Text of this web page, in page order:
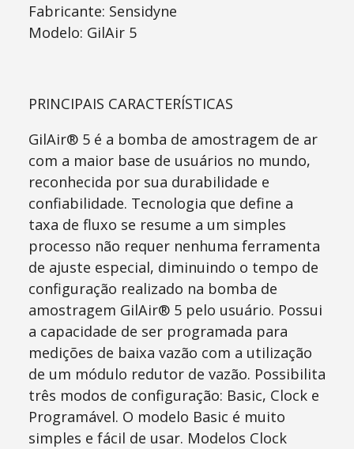
Fabricante: Sensidyne
Modelo: GilAir 5
PRINCIPAIS CARACTERÍSTICAS
GilAir® 5 é a bomba de amostragem de ar
com a maior base de usuários no mundo,
reconhecida por sua durabilidade e
confiabilidade. Tecnologia que define a
taxa de fluxo se resume a um simples
processo não requer nenhuma ferramenta
de ajuste especial, diminuindo o tempo de
configuração realizado na bomba de
amostragem GilAir® 5 pelo usuário. Possui
a capacidade de ser programada para
medições de baixa vazão com a utilização
de um módulo redutor de vazão. Possibilita
três modos de configuração: Basic, Clock e
Programável. O modelo Basic é muito
simples e fácil de usar. Modelos Clock